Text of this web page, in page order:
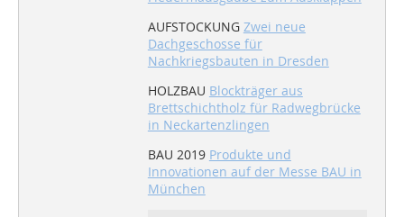
AUFSTOCKUNG Zwei neue
Dachgeschosse für
Nachkriegsbauten in Dresden
HOLZBAU Blockträger aus
Brettschichtholz für Radwegbrücke
in Neckartenzlingen
BAU 2019 Produkte und
Innovationen auf der Messe BAU in
München